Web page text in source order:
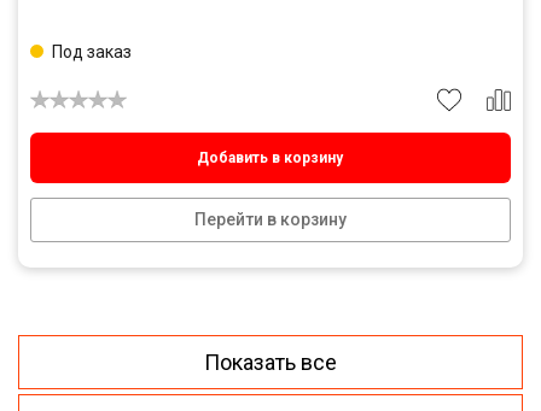
Добавить в корзину
Перейти в корзину
Под заказ
Показать все